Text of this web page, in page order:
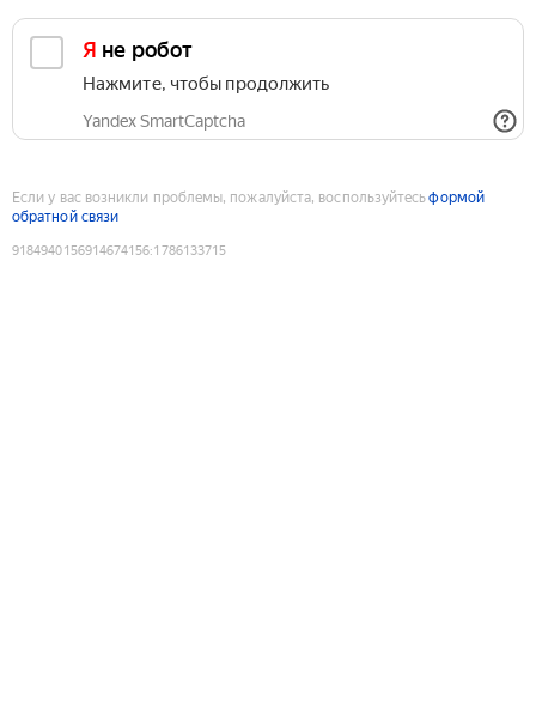
Я не робот
Нажмите, чтобы продолжить
Yandex SmartCaptcha
Если у вас возникли проблемы, пожалуйста, воспользуйтесьформой
обратной связи
9184940156914674156:1786133715